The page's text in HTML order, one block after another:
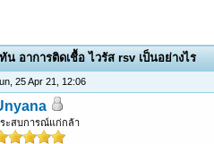
น อาการติดเชื้อ ไวรัส rsv เป็นอย่างไร
25 Apr 21, 12:06
ะสบการณ์แก่กล้า